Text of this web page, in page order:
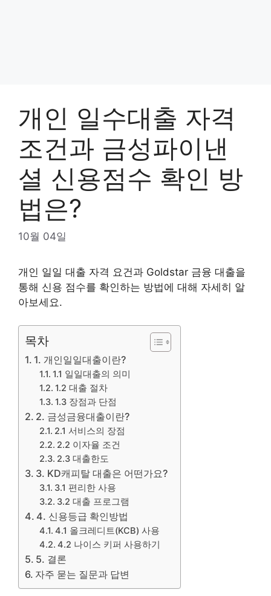
개인 일수대출 자격
조건과 금성파이낸
셜 신용점수 확인 방
법은?
10월 04일
개인 일일 대출 자격 요건과 Goldstar 금융 대출을
통해 신용 점수를 확인하는 방법에 대해 자세히 알
아보세요.
목차
1. 개인일일대출이란?
1.1 일일대출의 의미
1.2 대출 절차
1.3 장점과 단점
2. 금성금융대출이란?
2.1 서비스의 장점
2.2 이자율 조건
2.3 대출한도
3. KD캐피탈 대출은 어떤가요?
3.1 편리한 사용
3.2 대출 프로그램
4. 신용등급 확인방법
4.1 올크레디트(KCB) 사용
4.2 나이스 키퍼 사용하기
5. 결론
자주 묻는 질문과 답변